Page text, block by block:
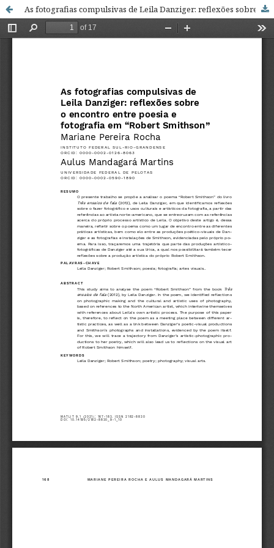
As fotografias compulsivas de Leila Danziger: reflexões sobre o encontro entre poesia e fotografia em "Robert Smithson"